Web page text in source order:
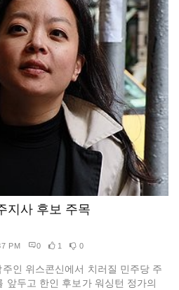
지사 후보 주목
PM 0 1 0
인 위스콘신에서 치러질 민주당 주
앞두고 한인 후보가 워싱턴 정가의